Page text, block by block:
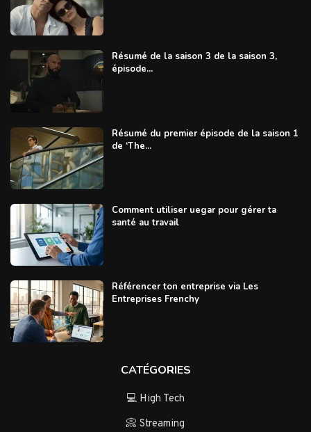
Résumé de la saison 3 de la saison 3,
épisode...
Résumé du premier épisode de la saison 1
de ‘The...
Comment utiliser uegar pour gérer ta
santé au travail
Référencer ton entreprise via Les
Entreprises Frenchy
CATÉGORIES
💻 High Tech
📀 Streaming